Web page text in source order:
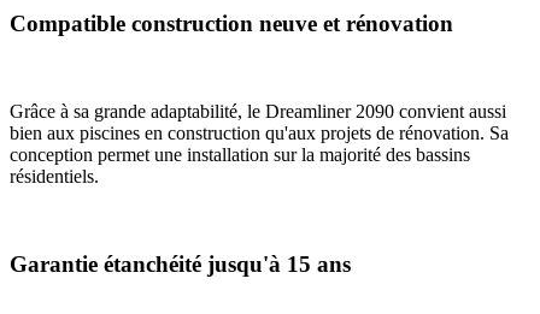
Compatible construction neuve et rénovation
Grâce à sa grande adaptabilité, le Dreamliner 2090 convient aussi
bien aux piscines en construction qu'aux projets de rénovation. Sa
conception permet une installation sur la majorité des bassins
résidentiels.
Garantie étanchéité jusqu'à 15 ans